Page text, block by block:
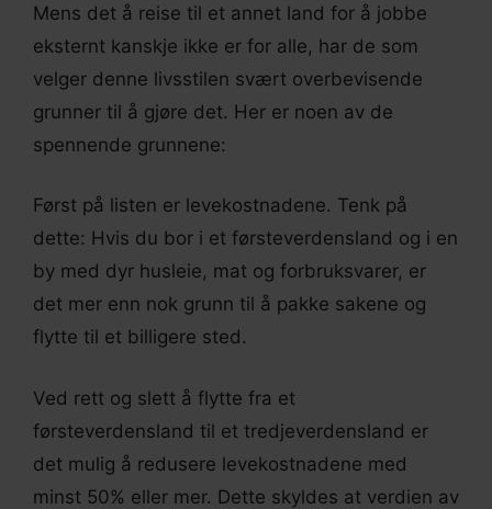
Mens det å reise til et annet land for å jobbe
eksternt kanskje ikke er for alle, har de som
velger denne livsstilen svært overbevisende
grunner til å gjøre det. Her er noen av de
spennende grunnene:
Først på listen er levekostnadene. Tenk på
dette: Hvis du bor i et førsteverdensland og i en
by med dyr husleie, mat og forbruksvarer, er
det mer enn nok grunn til å pakke sakene og
flytte til et billigere sted.
Ved rett og slett å flytte fra et
førsteverdensland til et tredjeverdensland er
det mulig å redusere levekostnadene med
minst 50% eller mer. Dette skyldes at verdien av